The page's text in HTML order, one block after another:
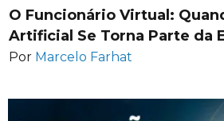
O Funcionário Virtual:
Artificial Se Torna Parte da
Por Marcelo Farhat